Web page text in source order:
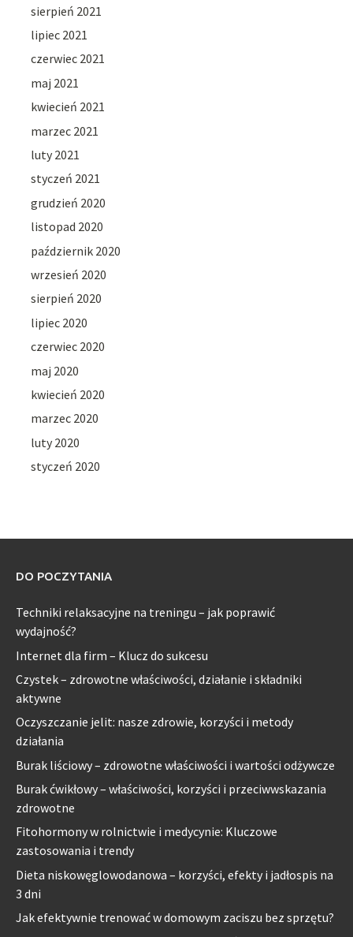
sierpień 2021
lipiec 2021
czerwiec 2021
maj 2021
kwiecień 2021
marzec 2021
luty 2021
styczeń 2021
grudzień 2020
listopad 2020
październik 2020
wrzesień 2020
sierpień 2020
lipiec 2020
czerwiec 2020
maj 2020
kwiecień 2020
marzec 2020
luty 2020
styczeń 2020
DO POCZYTANIA
Techniki relaksacyjne na treningu – jak poprawić
wydajność?
Internet dla firm – Klucz do sukcesu
Czystek – zdrowotne właściwości, działanie i składniki
aktywne
Oczyszczanie jelit: nasze zdrowie, korzyści i metody
działania
Burak liściowy – zdrowotne właściwości i wartości odżywcze
Burak ćwikłowy – właściwości, korzyści i przeciwwskazania
zdrowotne
Fitohormony w rolnictwie i medycynie: Kluczowe
zastosowania i trendy
Dieta niskowęglowodanowa – korzyści, efekty i jadłospis na
3 dni
Jak efektywnie trenować w domowym zaciszu bez sprzętu?